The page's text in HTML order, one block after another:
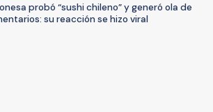
probó “sushi chileno” y generó ola de
su reacción se hizo viral